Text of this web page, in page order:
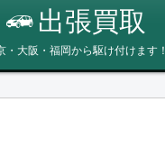
出張買取
・大阪・福岡から駆け付けます！